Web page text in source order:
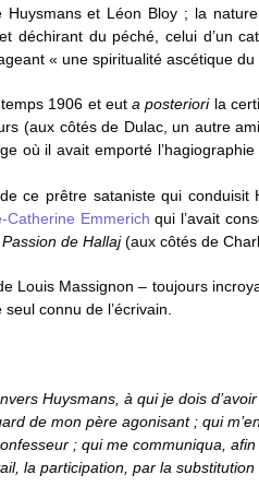
et Léon Bloy ; la
déchirant du péché, celui d’un
« une spiritualité ascétique du
1906 et euta posteriorila
(aux côtés de Dulac, un autre
où il avait emporté
ce prêtre sataniste qui conduisit
Catherine Emmerich qui l’avait
de Hallaj(aux côtés de
Louis Massignon – toujours
connu de l’écrivain.
Huysmans, à qui je dois
de mon père agonisant ; qui
; qui me communiqua,
la participation, par la